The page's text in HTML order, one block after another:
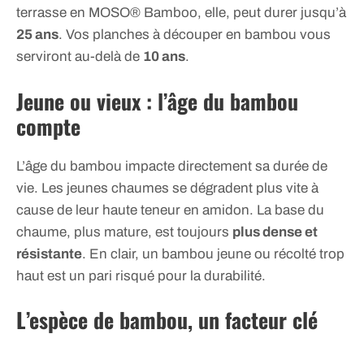
terrasse en MOSO® Bamboo, elle, peut durer jusqu’à
25 ans. Vos planches à découper en bambou vous
serviront au-delà de 10 ans.
Jeune ou vieux : l’âge du bambou
compte
L’âge du bambou impacte directement sa durée de
vie. Les jeunes chaumes se dégradent plus vite à
cause de leur haute teneur en amidon. La base du
chaume, plus mature, est toujours plus dense et
résistante. En clair, un bambou jeune ou récolté trop
haut est un pari risqué pour la durabilité.
L’espèce de bambou, un facteur clé